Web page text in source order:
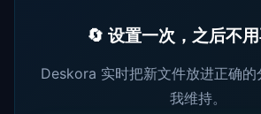
🔄 设置一次，之后不
Deskora 实时把新文件放进正确
我维持。